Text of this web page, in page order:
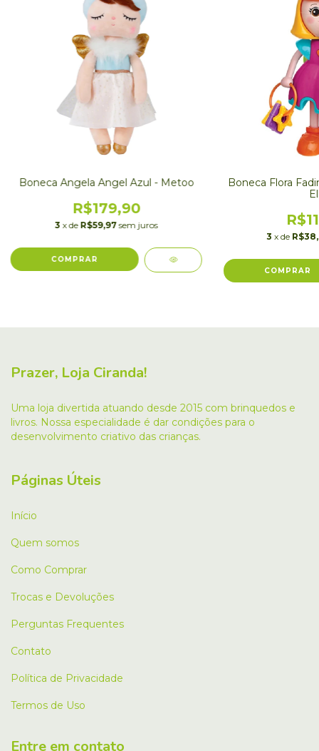
Boneca Angela Angel Azul - Metoo
R$179,90
3 x de R$59,97 sem juros
Boneca Flora
3 x de
Prazer, Loja Ciranda!
Uma loja divertida atuando desde 2015 com brinquedos e
livros. Nossa especialidade é dar condições para o
desenvolvimento criativo das crianças.
Páginas Úteis
Início
Quem somos
Como Comprar
Trocas e Devoluções
Perguntas Frequentes
Contato
Política de Privacidade
Termos de Uso
Entre em contato